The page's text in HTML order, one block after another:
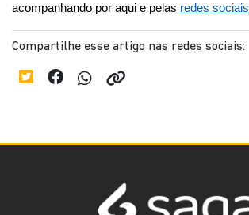
acompanhando por aqui e pelas redes sociais
Compartilhe esse artigo nas redes sociais: